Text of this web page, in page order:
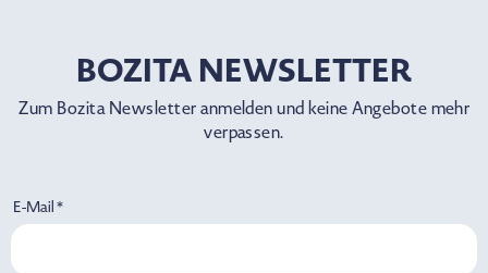
BOZITA NEWSLETTER
Zum Bozita Newsletter anmelden und keine Angebote mehr
verpassen.
E-Mail *